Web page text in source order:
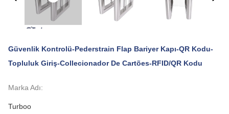
Güvenlik Kontrolü-Pederstrain Flap Bariyer Kapı-QR Kodu-
Topluluk Giriş-Collecionador De Cartões-RFID/QR Kodu
Marka Adı:
Turboo